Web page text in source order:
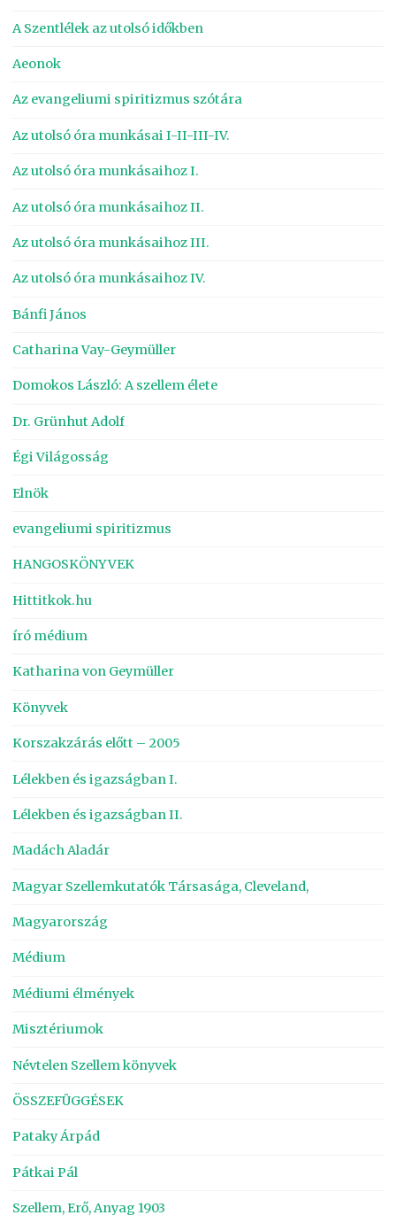
A Szentlélek az utolsó időkben
Aeonok
Az evangeliumi spiritizmus szótára
Az utolsó óra munkásai I-II-III-IV.
Az utolsó óra munkásaihoz I.
Az utolsó óra munkásaihoz II.
Az utolsó óra munkásaihoz III.
Az utolsó óra munkásaihoz IV.
Bánfi János
Catharina Vay-Geymüller
Domokos László: A szellem élete
Dr. Grünhut Adolf
Égi Világosság
Elnök
evangeliumi spiritizmus
HANGOSKÖNYVEK
Hittitkok.hu
író médium
Katharina von Geymüller
Könyvek
Korszakzárás előtt – 2005
Lélekben és igazságban I.
Lélekben és igazságban II.
Madách Aladár
Magyar Szellemkutatók Társasága, Cleveland,
Magyarország
Médium
Médiumi élmények
Misztériumok
Névtelen Szellem könyvek
ÖSSZEFÜGGÉSEK
Pataky Árpád
Pátkai Pál
Szellem, Erő, Anyag 1903